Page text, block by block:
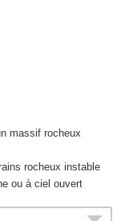
massif rocheux
rocheux instable
ou à ciel ouvert